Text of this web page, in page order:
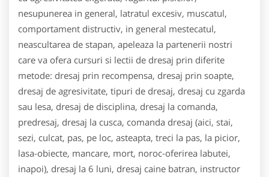
nesupunerea in general, latratul excesiv, muscatul,
comportament distructiv, in general mestecatul,
neascultarea de stapan, apeleaza la partenerii nostri
care va ofera cursuri si lectii de dresaj prin diferite
metode: dresaj prin recompensa, dresaj prin soapte,
dresaj de agresivitate, tipuri de dresaj, dresaj cu zgarda
sau lesa, dresaj de disciplina, dresaj la comanda,
predresaj, dresaj la cusca, comanda dresaj (aici, stai,
sezi, culcat, pas, pe loc, asteapta, treci la pas, la picior,
lasa-obiecte, mancare, mort, noroc-oferirea labutei,
inapoi), dresaj la 6 luni, dresaj caine batran, instructor